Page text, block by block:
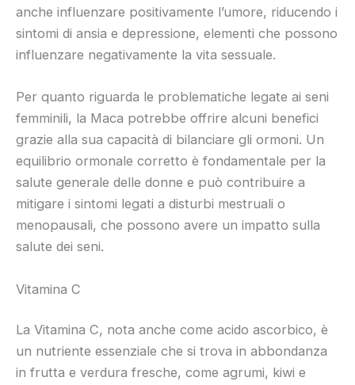
anche influenzare positivamente l’umore, riducendo i
sintomi di ansia e depressione, elementi che possono
influenzare negativamente la vita sessuale.
Per quanto riguarda le problematiche legate ai seni
femminili, la Maca potrebbe offrire alcuni benefici
grazie alla sua capacità di bilanciare gli ormoni. Un
equilibrio ormonale corretto è fondamentale per la
salute generale delle donne e può contribuire a
mitigare i sintomi legati a disturbi mestruali o
menopausali, che possono avere un impatto sulla
salute dei seni.
Vitamina C
La Vitamina C, nota anche come acido ascorbico, è
un nutriente essenziale che si trova in abbondanza
in frutta e verdura fresche, come agrumi, kiwi e